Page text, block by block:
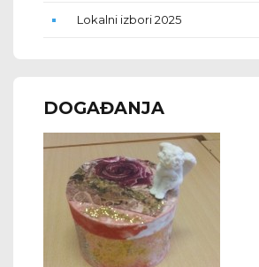
Lokalni izbori 2025
DOGAĐANJA